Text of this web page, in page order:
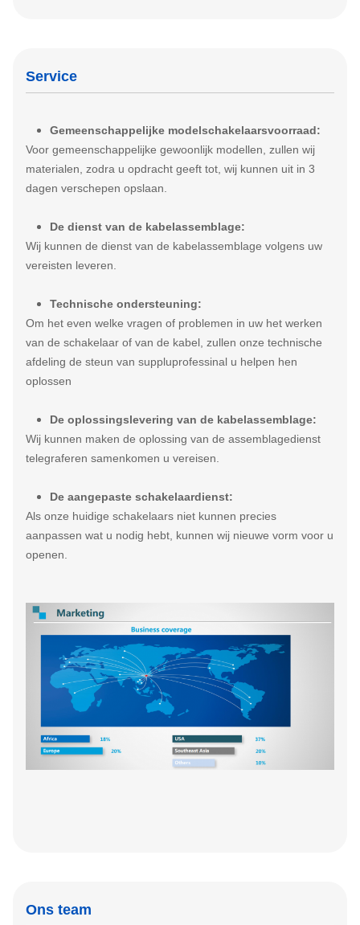
Service
Gemeenschappelijke modelschakelaarsvoorraad:
Voor gemeenschappelijke gewoonlijk modellen, zullen wij
materialen, zodra u opdracht geeft tot, wij kunnen uit in 3
dagen verschepen opslaan.
De dienst van de kabelassemblage:
Wij kunnen de dienst van de kabelassemblage volgens uw
vereisten leveren.
Technische ondersteuning:
Om het even welke vragen of problemen in uw het werken
van de schakelaar of van de kabel, zullen onze technische
afdeling de steun van suppluprofessinal u helpen hen
oplossen
De oplossingslevering van de kabelassemblage:
Wij kunnen maken de oplossing van de assemblagedienst
telegraferen samenkomen u vereisen.
De aangepaste schakelaardienst:
Als onze huidige schakelaars niet kunnen precies
aanpassen wat u nodig hebt, kunnen wij nieuwe vorm voor u
openen.
Ons team